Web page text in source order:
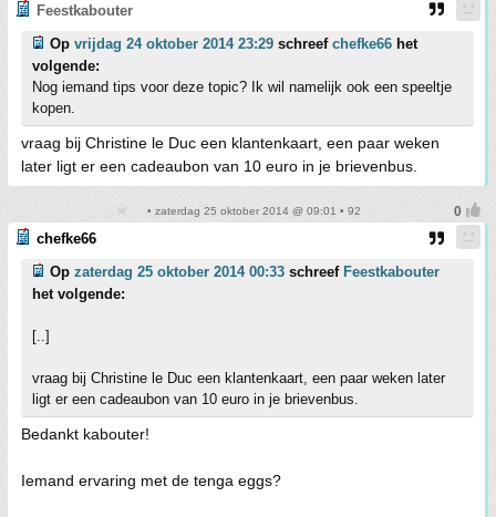
Feestkabouter
Op vrijdag 24 oktober 2014 23:29 schreef chefke66 het
volgende:
Nog iemand tips voor deze topic? Ik wil namelijk ook een speeltje
kopen.
vraag bij Christine le Duc een klantenkaart, een paar weken
later ligt er een cadeaubon van 10 euro in je brievenbus.
• zaterdag 25 oktober 2014 @ 09:01 • 92
chefke66
Op zaterdag 25 oktober 2014 00:33 schreef Feestkabouter
het volgende:
[..]
vraag bij Christine le Duc een klantenkaart, een paar weken later
ligt er een cadeaubon van 10 euro in je brievenbus.
Bedankt kabouter!
Iemand ervaring met de tenga eggs?